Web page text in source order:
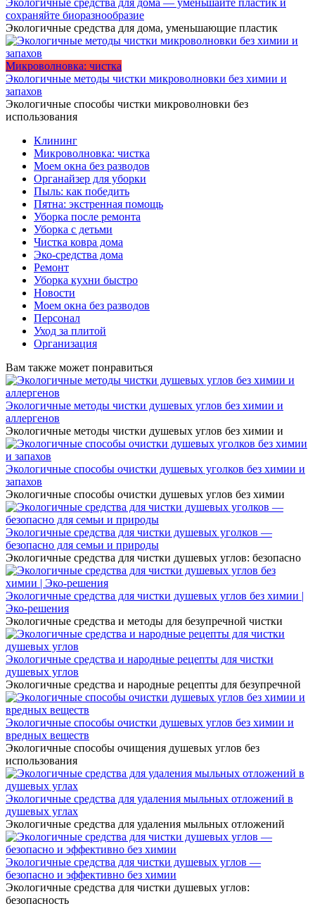
Экологичные средства для дома — уменьшайте пластик и
сохраняйте биоразнообразие
Экологичные средства для дома, уменьшающие пластик
Микроволновка: чистка
Экологичные методы чистки микроволновки без химии и
запахов
Экологичные способы чистки микроволновки без
использования
Клининг
Микроволновка: чистка
Моем окна без разводов
Органайзер для уборки
Пыль: как победить
Пятна: экстренная помощь
Уборка после ремонта
Уборка с детьми
Чистка ковра дома
Эко-средства дома
Ремонт
Уборка кухни быстро
Новости
Моем окна без разводов
Персонал
Уход за плитой
Организация
Вам также может понравиться
Экологичные методы чистки душевых углов без химии и
аллергенов
Экологичные методы чистки душевых углов без химии и
Экологичные способы очистки душевых уголков без химии и
запахов
Экологичные способы очистки душевых углов без химии
Экологичные средства для чистки душевых уголков —
безопасно для семьи и природы
Экологичные средства для чистки душевых углов: безопасно
Экологичные средства для чистки душевых углов без химии |
Эко-решения
Экологичные средства и методы для безупречной чистки
Экологичные средства и народные рецепты для чистки
душевых углов
Экологичные средства и народные рецепты для безупречной
Экологичные способы очистки душевых углов без химии и
вредных веществ
Экологичные способы очищения душевых углов без
использования
Экологичные средства для удаления мыльных отложений в
душевых углах
Экологичные средства для удаления мыльных отложений
Экологичные средства для чистки душевых углов —
безопасно и эффективно без химии
Экологичные средства для чистки душевых углов:
безопасность